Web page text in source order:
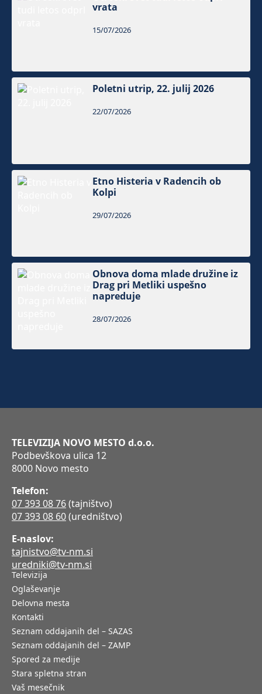
vrata
15/07/2026
Poletni utrip, 22. julij 2026
22/07/2026
Etno Histeria v Radencih ob
Kolpi
29/07/2026
Obnova doma mlade družine iz
Drag pri Metliki uspešno
napreduje
28/07/2026
TELEVIZIJA NOVO MESTO d.o.o.
Podbevškova ulica 12
8000 Novo mesto
Telefon:
07 393 08 76(tajništvo)
07 393 08 60(uredništvo)
E-naslov:
tajnistvo@tv-nm.si
uredniki@tv-nm.si
Televizija
Oglaševanje
Delovna mesta
Kontakti
Seznam oddajanih del – SAZAS
Seznam oddajanih del – ZAMP
Spored za medije
Stara spletna stran
Vaš mesečnik